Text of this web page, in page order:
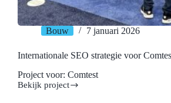
Bouw 7 januari 2026
Internationale SEO strategie voor
Project voor: Comtest
Bekijk project
Internationale